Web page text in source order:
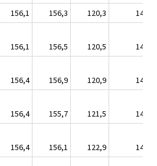
156,1 156,3 120,3
147,7
156,1 156,5 120,5
147,8
156,4 156,9 120,9
148,0
156,4 155,7 121,5
147,4
156,4 156,1 122,9
147,9